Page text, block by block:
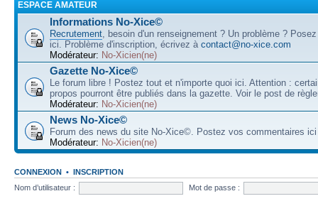
ESPACE AMATEUR
Informations No-Xice©
Recrutement, besoin d'un renseignement ? Un problème ?
ici. Problème d'inscription, écrivez à contact@no-xice.com
Modérateur: No-Xicien(ne)
Gazette No-Xice©
Le forum libre ! Postez tout et n'importe quoi ici. Attention :
propos pourront être publiés dans la gazette. Voir le post de
Modérateur: No-Xicien(ne)
News No-Xice©
Forum des news du site No-Xice©. Postez vos commentaires
Modérateur: No-Xicien(ne)
CONNEXION • INSCRIPTION
Nom d’utilisateur :
Mot de passe :